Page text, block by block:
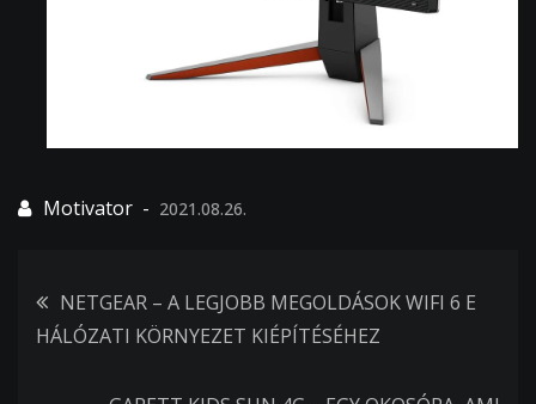
2021.08.26.
Bejegyzés
NETGEAR – A LEGJOBB MEGOLDÁSOK WIFI 6 E
HÁLÓZATI KÖRNYEZET KIÉPÍTÉSÉHEZ